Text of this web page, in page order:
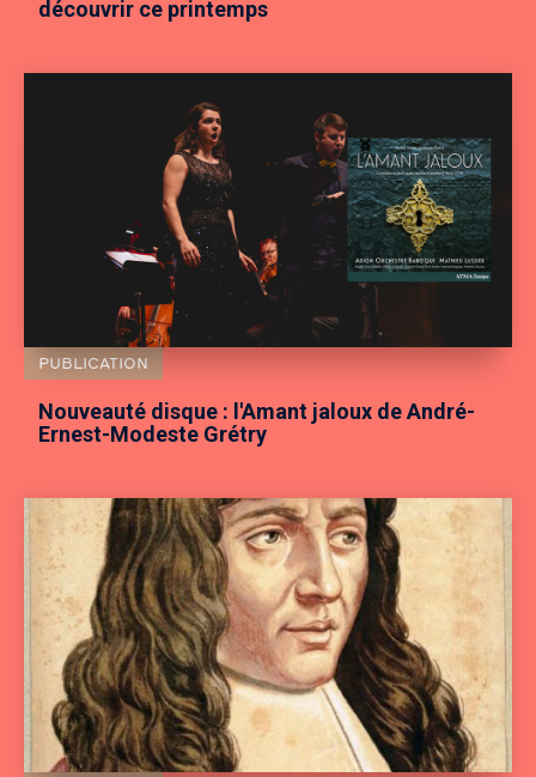
découvrir ce printemps
PUBLICATION
Nouveauté disque : l'Amant jaloux de André-
Ernest-Modeste Grétry